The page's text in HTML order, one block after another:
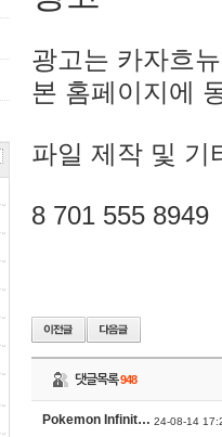
광고는 카자흐
본 홈페이지에
파일 제작 및 기
8 701 555 8949
댓글목록948
Pokemon Infinit… 24-08-14